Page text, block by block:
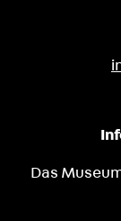
Das